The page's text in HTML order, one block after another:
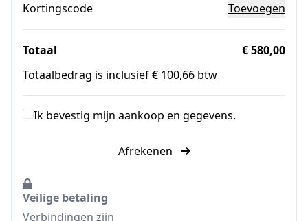
Kortingscode Toevoegen
Totaal
€ 580,00
Totaalbedrag is inclusief € 100,66 btw
Ik bevestig mijn aankoop en gegevens.
Afrekenen
Veilige betaling
Verbindingen zijn